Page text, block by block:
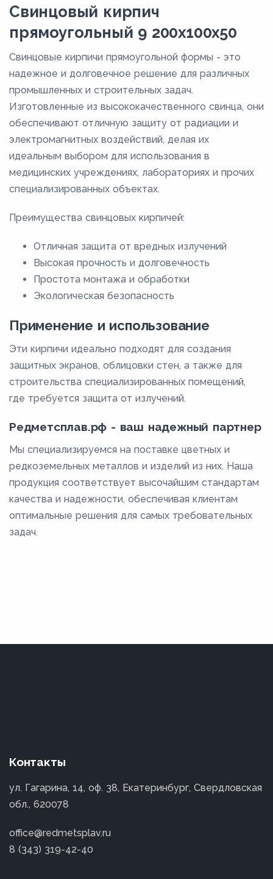
Свинцовый кирпич
прямоугольный 9 200x100x50
Свинцовые кирпичи прямоугольной формы - это
надежное и долговечное решение для различных
промышленных и строительных задач.
Изготовленные из высококачественного свинца, они
обеспечивают отличную защиту от радиации и
электромагнитных воздействий, делая их
идеальным выбором для использования в
медицинских учреждениях, лабораториях и прочих
специализированных объектах.
Преимущества свинцовых кирпичей:
Отличная защита от вредных излучений
Высокая прочность и долговечность
Простота монтажа и обработки
Экологическая безопасность
Применение и использование
Эти кирпичи идеально подходят для создания
защитных экранов, облицовки стен, а также для
строительства специализированных помещений,
где требуется защита от излучений.
Редметсплав.рф - ваш надежный партнер
Мы специализируемся на поставке цветных и
редкоземельных металлов и изделий из них. Наша
продукция соответствует высочайшим стандартам
качества и надежности, обеспечивая клиентам
оптимальные решения для самых требовательных
задач.
Контакты
ул. Гагарина, 14, оф. 38, Екатеринбург, Свердловская
обл., 620078
office@redmetsplav.ru
8 (343) 319-42-40